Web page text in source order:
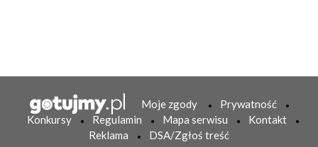
Moje zgody
Prywatność
Konkursy
Regulamin Mapa serwisu
Kontakt
Reklama
DSA/Zgłoś treść